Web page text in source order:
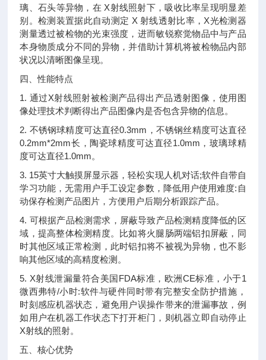
璃、石头等异物，在 X射线照射下，吸收比率呈现明显差
别。检测装置据此自动测定 X 射线透射比率，X光检测器
测量透过被检物的光束强度，进而敏锐察觉物品中与产品
本身物质成分不同的异物，并借助计算机将被检物品内部
状况以清晰图像呈现。
四、性能特点
1. 通过X射线照射被检测产品得出产品透射图像，使用图
像处理技术判断得出产品图像内是否包含异物的信息。
2. 不锈钢球精度可达直径0.3mm，不锈钢丝精度可达直径
0.2mm*2mm长，陶瓷球精度可达直径1.0mm，玻璃球精
度可达直径1.0mm。
3. 15英寸大触摸屏显示器，轻松实现人机对话;软件自带自
学习功能，无需用户手工设定参数，降低用户使用难度:自
动保存检测产品图片，方便用户后期分析跟踪产品。
4. 可根据产品检测需求，屏蔽导致产品检测精度降低的区
域，提高整体检测精度。比如将火腿肠两端铝扣屏蔽，同
时其他区域正常检测，此时铝扣将不被视为异物，也不影
响其他区域的高精度检测。
5. X射线泄漏量符合美国FDA标准，欧洲CE标准，小于1
微西弗特/小时:软件与硬件同时带有完整安全防护措施，
时刻感应机器状态，避免用户误操作带来的泄漏事故，例
如用户在机器工作状态下打开柜门，则机器立即自动停止
X射线的照射。
五、核心优势